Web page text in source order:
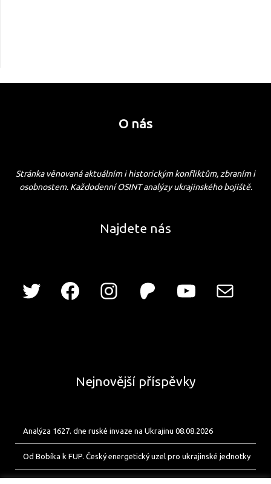
O nás
Stránka věnovaná aktuálním i historickým konfliktům, zbraním i
osobnostem. Každodenní OSINT analýzy ukrajinského bojiště.
Najdete nás
Nejnovější příspěvky
Analýza 1627. dne ruské invaze na Ukrajinu 08.08.2026
Od Bobíka k FUP. Český energetický uzel pro ukrajinské jednotky